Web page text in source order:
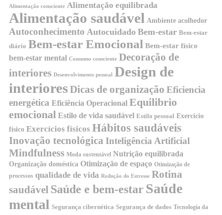
Alimentação consciente Alimentação equilibrada
Alimentação saudável Ambiente acolhedor
Autoconhecimento Autocuidado Bem-estar Bem-estar
diário Bem-estar Emocional Bem-estar físico
bem-estar mental Consumo consciente Decoração de
interiores Desenvolvimento pessoal
Design de
interioresDicas de organização Eficiencia
energética Eficiência Operacional Equilibrio
emocional Estilo de vida saudável Estilo pessoal Exercício
físico Exercícios físicos Hábitos saudáveis
Inovação tecnológica Inteligência Artificial
Mindfulness Moda sustentável Nutrição equilibrada
Organização doméstica Otimização de espaço Otimização de
processos qualidade de vida Redução do Estresse Rotina
saudável Saúde e bem-estar Saúde
mental Segurança cibernética Segurança de dados Tecnologia da